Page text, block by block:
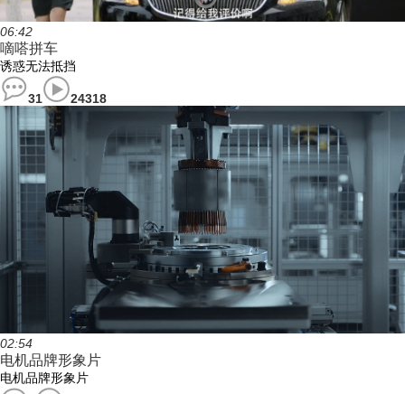
06:42
嘀嗒拼车
诱惑无法抵挡
31 24318
02:54
电机品牌形象片
电机品牌形象片